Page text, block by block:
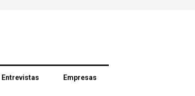
Entrevistas Empresas